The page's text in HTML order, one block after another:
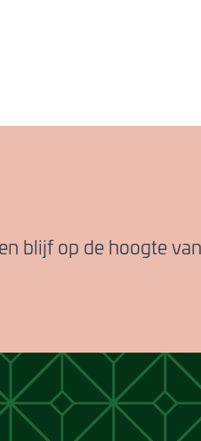
blijf op de hoogte van